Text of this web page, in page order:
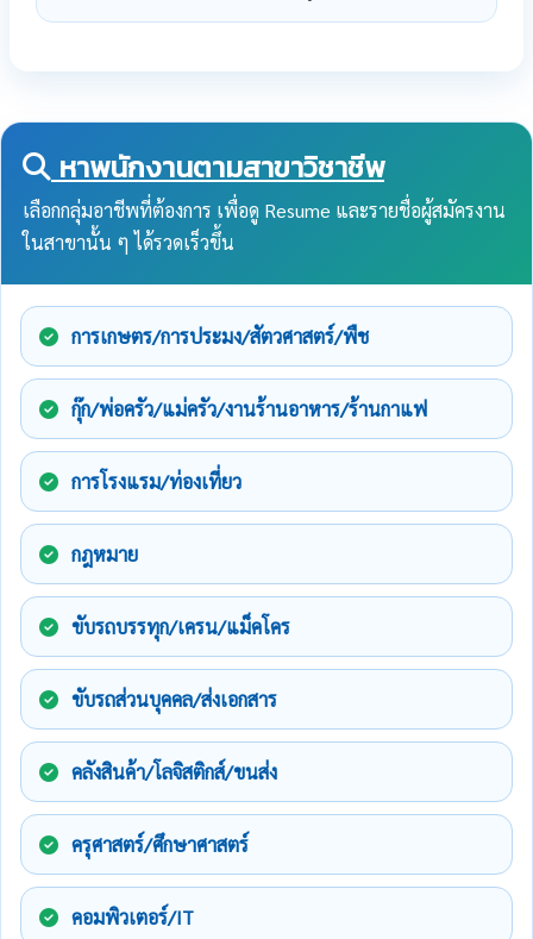
หาพนักงานตามสาขาวิชาชีพ
เลือกกลุ่มอาชีพที่ต้องการ เพื่อดู Resume และรายชื่อผู้สมัครงาน
ในสาขานั้น ๆ ได้รวดเร็วขึ้น
การเกษตร/การประมง/สัตวศาสตร์/พืช
กุ๊ก/พ่อครัว/แม่ครัว/งานร้านอาหาร/ร้านกาแฟ
การโรงแรม/ท่องเที่ยว
กฎหมาย
ขับรถบรรทุก/เครน/แม็คโคร
ขับรถส่วนบุคคล/ส่งเอกสาร
คลังสินค้า/โลจิสติกส์/ขนส่ง
ครุศาสตร์/ศึกษาศาสตร์
คอมพิวเตอร์/IT